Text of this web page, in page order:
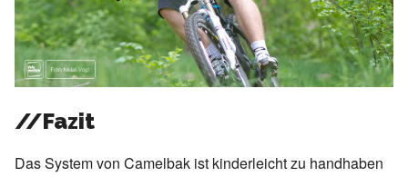
//Fazit
Das System von Camelbak ist kinderleicht zu handhaben